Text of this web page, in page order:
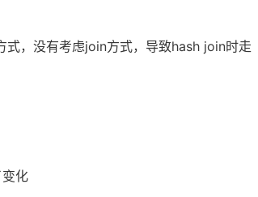
式，没有考虑join方式，导致hash join时走
化